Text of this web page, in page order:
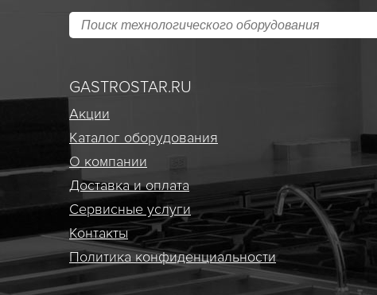
GASTROSTAR.RU
Акции
Каталог оборудования
О компании
Доставка и оплата
Сервисные услуги
Контакты
Политика конфиденциальности